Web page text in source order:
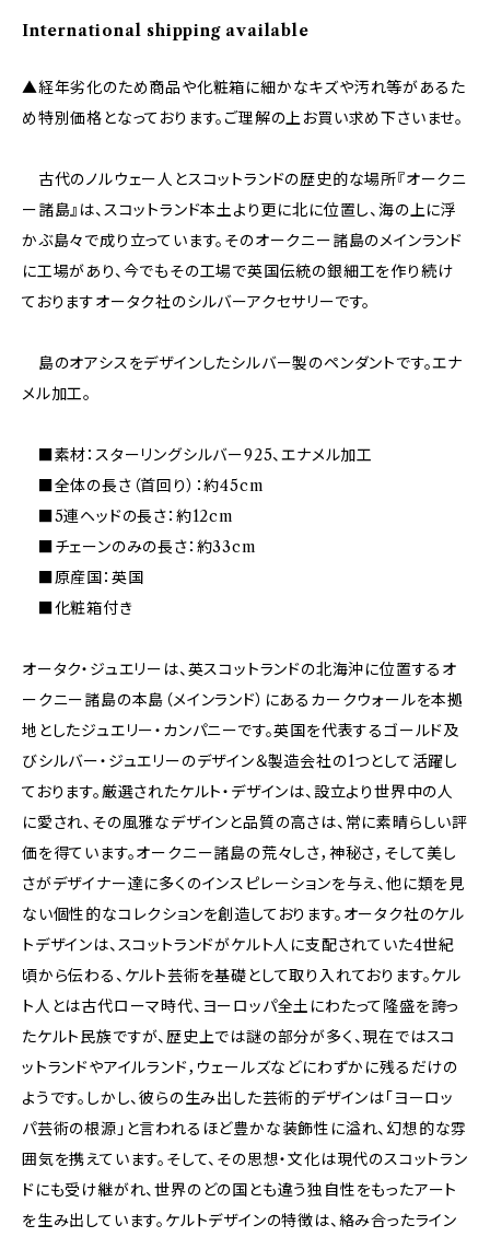
International shipping available
▲経年劣化のため商品や化粧箱に細かなキズや汚れ等があるた
め特別価格となっております。ご理解の上お買い求め下さいませ。
古代のノルウェー人とスコットランドの歴史的な場所『オークニ
ー諸島』は、スコットランド本土より更に北に位置し、海の上に浮
かぶ島々で成り立っています。そのオークニー諸島のメインランド
に工場があり、今でもその工場で英国伝統の銀細工を作り続け
ておりますオータク社のシルバーアクセサリーです。
島のオアシスをデザインしたシルバー製のペンダントです。エナ
メル加工。
■素材：スターリングシルバー925、エナメル加工
■全体の長さ（首回り）：約45cm
■5連ヘッドの長さ：約12cm
■チェーンのみの長さ：約33cm
■原産国：英国
■化粧箱付き
オータク・ジュエリーは、英スコットランドの北海沖に位置するオ
ークニー諸島の本島（メインランド）にあるカークウォールを本拠
地としたジュエリー・カンパニーです。英国を代表するゴールド及
びシルバー・ジュエリーのデザイン＆製造会社の1つとして活躍し
ております。厳選されたケルト・デザインは、設立より世界中の人
に愛され、その風雅なデザインと品質の高さは、常に素晴らしい評
価を得ています。オークニー諸島の荒々しさ，神秘さ，そして美し
さがデザイナー達に多くのインスピレーションを与え、他に類を見
ない個性的なコレクションを創造しております。オータク社のケル
トデザインは、スコットランドがケルト人に支配されていた4世紀
頃から伝わる、ケルト芸術を基礎として取り入れております。ケル
ト人とは古代ローマ時代、ヨーロッパ全土にわたって隆盛を誇っ
たケルト民族ですが、歴史上では謎の部分が多く、現在ではスコ
ットランドやアイルランド，ウェールズなどにわずかに残るだけの
ようです。しかし、彼らの生み出した芸術的デザインは「ヨーロッ
パ芸術の根源」と言われるほど豊かな装飾性に溢れ、幻想的な雰
囲気を携えています。そして、その思想・文化は現代のスコットラン
ドにも受け継がれ、世界のどの国とも違う独自性をもったアート
を生み出しています。ケルトデザインの特徴は、絡み合ったライン